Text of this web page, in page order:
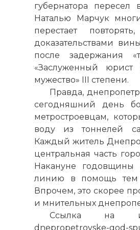
губернатора
Наталью Марчук
перестает
доказательствами
после задержания
«Заслуженный
мужество» III степени.
Правда,
сегодняшний день
метростроевцам,
воду из тоннелей
Каждый житель
центральная часть
Накануне годовщины
линию в помощь тем
Впрочем, это скорее
и мнительных
Ссылка на
dnepropetrovske-god-